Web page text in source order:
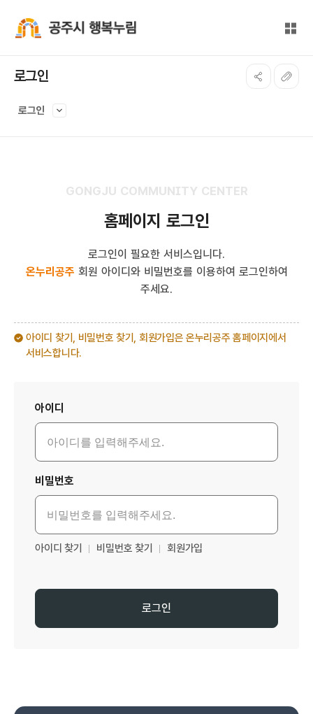
전체
로그인
로그인
GONGJU COMMUNITY CENTER
홈페이지 로그인
로그인이 필요한 서비스입니다.
온누리공주 회원 아이디와 비밀번호를 이용하여 로그인하여
주세요.
아이디 찾기, 비밀번호 찾기, 회원가입은 온누리공주 홈페이지에서
서비스합니다.
아이디
비밀번호
아이디 찾기 비밀번호 찾기 회원가입
로그인